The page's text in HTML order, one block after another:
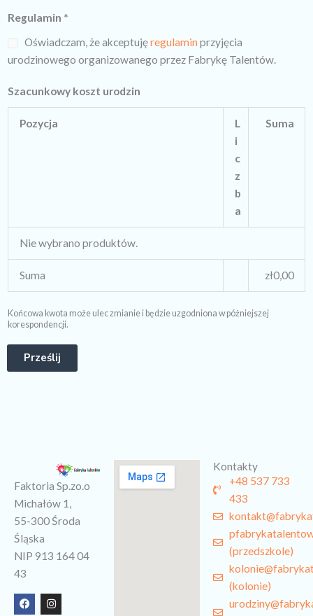
Regulamin *
Oświadczam, że akceptujęregulamin przyjęcia
urodzinowego organizowanego przez Fabrykę Talentów.
Szacunkowy koszt urodzin
Pozycja
L
i
c
z
b
a
Suma
Nie wybrano produktów.
Suma zł0,00
Końcowa kwota może ulec zmianie i będzie uzgodniona w póżniejszej
korespondencji.
Prześlij
Faktoria Sp.zo.o
Michałów 1,
55-300 Środa
Śląska
NIP 913 164 04
43
F
a
I
n
Kontakty
+48 537 733
433
(przedszkole)
(kolonie)